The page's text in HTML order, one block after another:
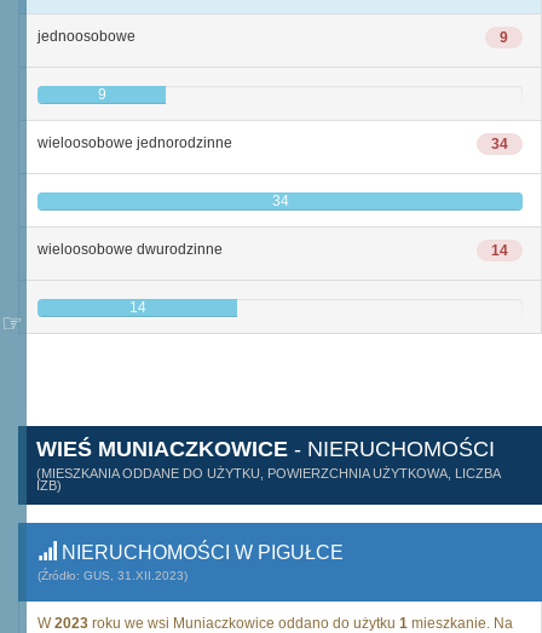
9
jednoosobowe
9
34
wieloosobowe jednorodzinne
34
14
wieloosobowe dwurodzinne
14
WIEŚ MUNIACZKOWICE - NIERUCHOMOŚCI
(MIESZKANIA ODDANE DO UŻYTKU, POWIERZCHNIA UŻYTKOWA, LICZBA
IZB)
NIERUCHOMOŚCI W PIGUŁCE
(Źródło: GUS, 31.XII.2023)
W2023 roku we wsi Muniaczkowice oddano do użytku 1 mieszkanie. Na